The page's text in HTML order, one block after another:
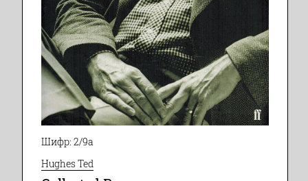
Шифр: 2/9а
Hughes Ted